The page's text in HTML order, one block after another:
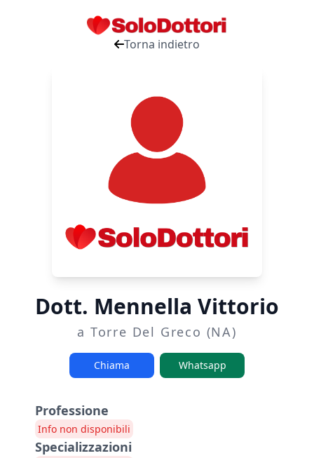
Torna indietro
Dott. Mennella Vittorio
a Torre Del Greco (NA)
Chiama Whatsapp
Professione
Info non disponibili
Specializzazioni